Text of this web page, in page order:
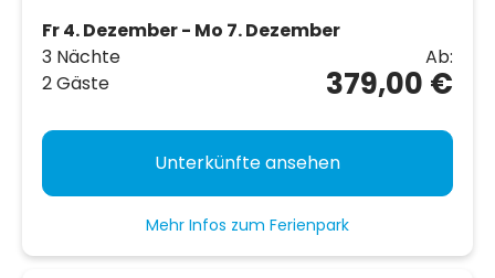
Fr 4. Dezember - Mo 7. Dezember
3 Nächte
2 Gäste
Ab:
379,00 €
Unterkünfte ansehen
Mehr Infos zum Ferienpark